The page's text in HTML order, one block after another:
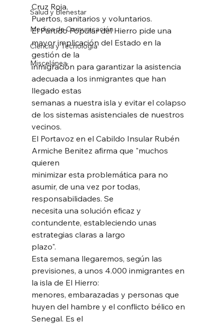
Salud y Bienestar
Medios de Comunicación
Ciencia y Tecnología
Miscelánea
Cruz Roja,
Puertos, sanitarios y voluntarios.
El Partido Popular del Hierro pide una
mayor implicación del Estado en la
gestión de la
inmigración para garantizar la asistencia
adecuada a los inmigrantes que han
llegado estas
semanas a nuestra isla y evitar el colapso
de los sistemas asistenciales de nuestros
vecinos.
El Portavoz en el Cabildo Insular Rubén
Armiche Benitez afirma que "muchos
quieren
minimizar esta problemática para no
asumir, de una vez por todas,
responsabilidades. Se
necesita una solución eficaz y
contundente, estableciendo unas
estrategias claras a largo
plazo".
Esta semana llegaremos, según las
previsiones, a unos 4.000 inmigrantes en
la isla de El Hierro:
menores, embarazadas y personas que
huyen del hambre y el conflicto bélico en
Senegal. Es el